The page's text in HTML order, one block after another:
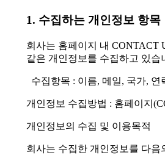
1. 수집하는 개인정보 항목
회사는 홈페이지 내 CONTACT
같은 개인정보를 수집하고 있습
수집항목 : 이름, 메일, 국가, 연
개인정보 수집방법 : 홈페이지
개인정보의 수집 및 이용목적
회사는 수집한 개인정보를 다